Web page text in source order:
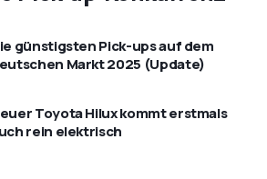
günstigsten Pick-ups auf dem
Markt 2025 (Update)
Toyota Hilux kommt erstmals
rein elektrisch